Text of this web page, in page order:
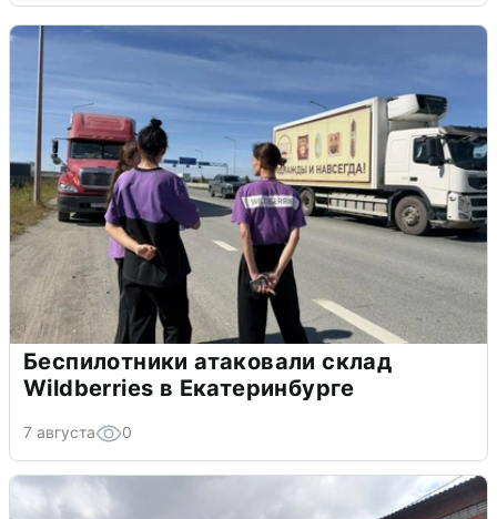
Беспилотники атаковали склад
Wildberries в Екатеринбурге
7 августа 0